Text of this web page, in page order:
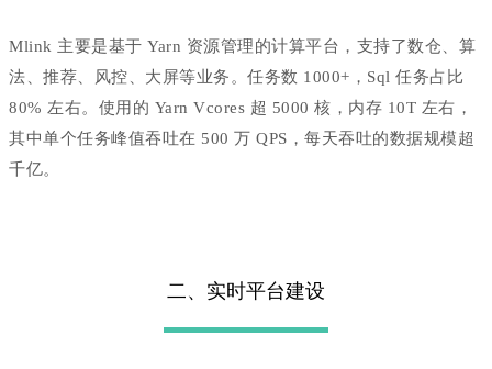
Mlink 主要是基于 Yarn 资源管理的计算平台，支持了数仓、算
法、推荐、风控、大屏等业务。任务数 1000+，Sql 任务占比
80% 左右。使用的 Yarn Vcores 超 5000 核，内存 10T 左右，
其中单个任务峰值吞吐在 500 万 QPS，每天吞吐的数据规模超
千亿。
二、实时平台建设